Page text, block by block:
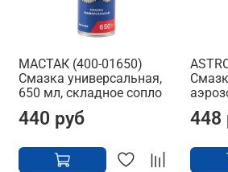
МАСТАК (400-01650)
Смазка универсальная,
650 мл, складное сопло
440 руб 448